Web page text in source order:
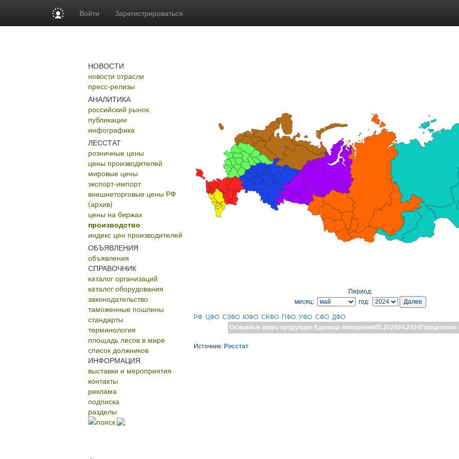
Войти Зарегистрироваться
НОВОСТИ
новости отрасли
пресс-релизы
АНАЛИТИКА
российский рынок
публикации
инфографика
ЛЕССТАТ
розничные цены
цены производителей
мировые цены
экспорт-импорт
внешнеторговые цены РФ
(архив)
цены на биржах
производство
индекс цен производителей
ОБЪЯВЛЕНИЯ
объявления
СПРАВОЧНИК
каталог организаций
каталог оборудования
законодательство
таможенные пошлины
стандарты
терминология
площадь лесов в мире
список должников
ИНФОРМАЦИЯ
выставки и мероприятия
контакты
реклама
подписка
разделы
поиск
Период:
месяц:
год:
РФ ЦФО СЗФО ЮФО СКФО ПФО УФО СФО ДФО
Основные виды продукции Единица измерения05.202404.2024Процентное
Источник: Росстат